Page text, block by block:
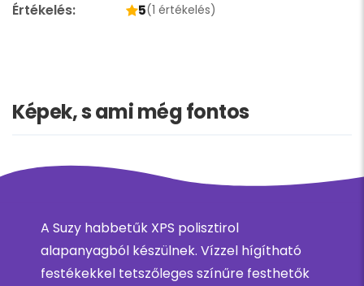
Értékelés: 5(1 értékelés)
Képek, s ami még fontos
A Suzy habbetűk XPS polisztirol
alapanyagból készülnek. Vízzel hígítható
festékekkel tetszőleges színűre festhetők